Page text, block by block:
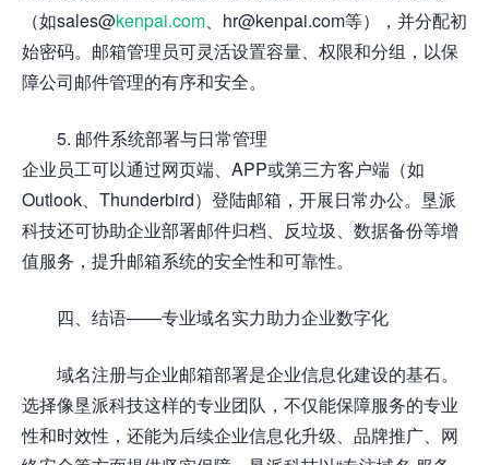
（如sales@kenpai.com、hr@kenpai.com等），并分配初
始密码。邮箱管理员可灵活设置容量、权限和分组，以保
障公司邮件管理的有序和安全。
5. 邮件系统部署与日常管理
企业员工可以通过网页端、APP或第三方客户端（如
Outlook、Thunderbird）登陆邮箱，开展日常办公。垦派
科技还可协助企业部署邮件归档、反垃圾、数据备份等增
值服务，提升邮箱系统的安全性和可靠性。
四、结语——专业域名实力助力企业数字化
域名注册与企业邮箱部署是企业信息化建设的基石。
选择像垦派科技这样的专业团队，不仅能保障服务的专业
性和时效性，还能为后续企业信息化升级、品牌推广、网